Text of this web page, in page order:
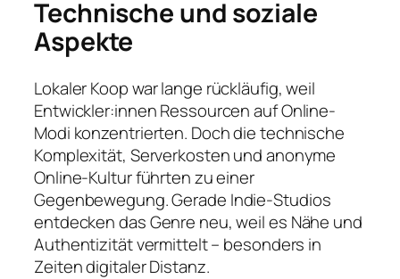
Technische und soziale
Aspekte
Lokaler Koop war lange rückläufig, weil
Entwickler:innen Ressourcen auf Online-
Modi konzentrierten. Doch die technische
Komplexität, Serverkosten und anonyme
Online-Kultur führten zu einer
Gegenbewegung. Gerade Indie-Studios
entdecken das Genre neu, weil es Nähe und
Authentizität vermittelt – besonders in
Zeiten digitaler Distanz.